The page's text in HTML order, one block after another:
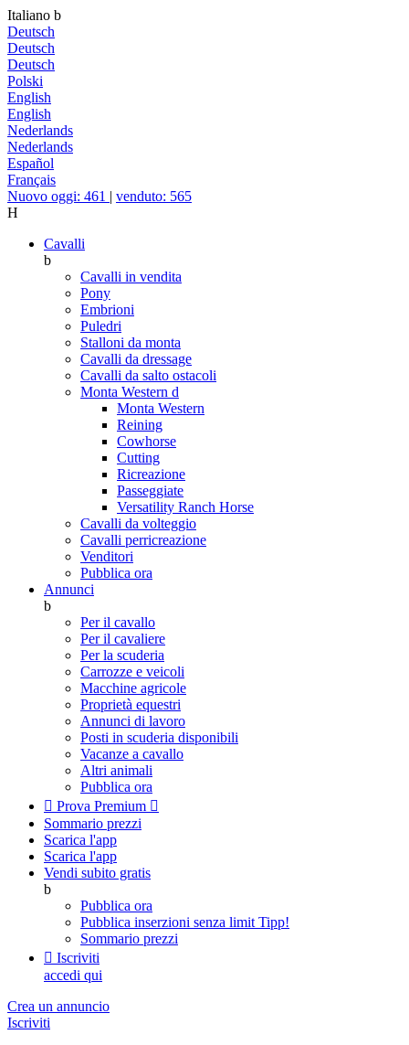
Italiano b
Deutsch
Deutsch
Deutsch
Polski
English
English
Nederlands
Nederlands
Español
Français
Nuovo oggi: 461 | venduto: 565
H
Cavalli
b
Cavalli in vendita
Pony
Embrioni
Puledri
Stalloni da monta
Cavalli da dressage
Cavalli da salto ostacoli
Monta Western d
Monta Western
Reining
Cowhorse
Cutting
Ricreazione
Passeggiate
Versatility Ranch Horse
Cavalli da volteggio
Cavalli perricreazione
Venditori
Pubblica ora
Annunci
b
Per il cavallo
Per il cavaliere
Per la scuderia
Carrozze e veicoli
Macchine agricole
Proprietà equestri
Annunci di lavoro
Posti in scuderia disponibili
Vacanze a cavallo
Altri animali
Pubblica ora
 Prova Premium 
Sommario prezzi
Scarica l'app
Scarica l'app
Vendi subito gratis
b
Pubblica ora
Pubblica inserzioni senza limit Tipp!
Sommario prezzi
 Iscriviti
accedi qui
Crea un annuncio
Iscriviti